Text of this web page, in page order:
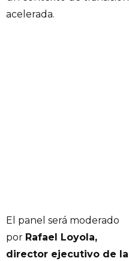
acelerada.
El panel será moderado
por Rafael Loyola,
director ejecutivo de la